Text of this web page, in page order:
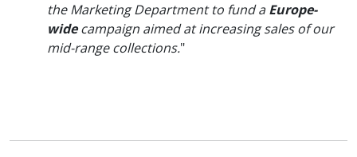
the Marketing Department to fund aEurope-
widecampaign aimed at increasing sales of our
mid-range collections."